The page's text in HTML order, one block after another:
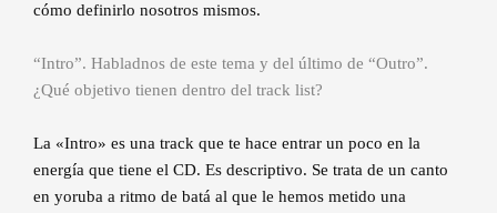
cómo definirlo nosotros mismos.
“Intro”. Habladnos de este tema y del último de “Outro”.
¿Qué objetivo tienen dentro del track list?
La «Intro» es una track que te hace entrar un poco en la
energía que tiene el CD. Es descriptivo. Se trata de un canto
en yoruba a ritmo de batá al que le hemos metido una